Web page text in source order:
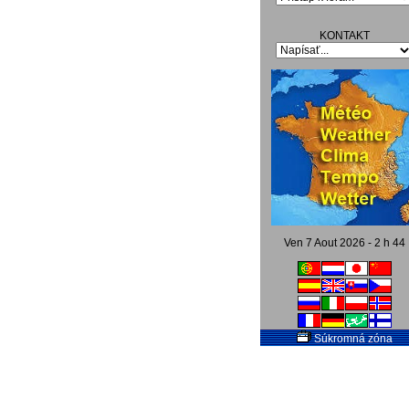
KONTAKT
Ven 7 Aout 2026 - 2 h 44
Súkromná zóna